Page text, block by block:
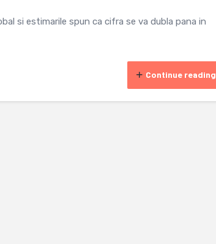
si estimarile spun ca cifra se va dubla pana in
Continue reading